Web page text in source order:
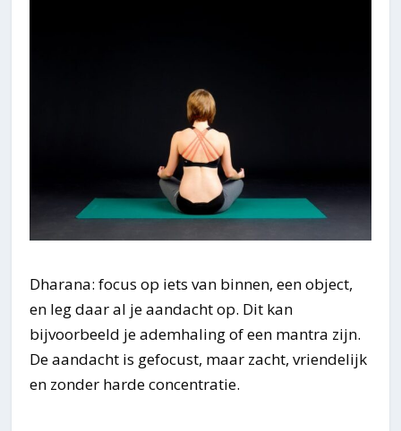
Dharana: focus op iets van binnen, een object,
en leg daar al je aandacht op. Dit kan
bijvoorbeeld je ademhaling of een mantra zijn.
De aandacht is gefocust, maar zacht, vriendelijk
en zonder harde concentratie.